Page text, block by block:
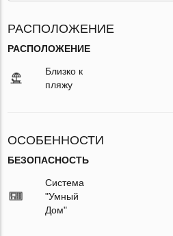
РАСПОЛОЖЕНИЕ
РАСПОЛОЖЕНИЕ
Близко к
пляжу
ОСОБЕННОСТИ
БЕЗОПАСНОСТЬ
Система
"Умный
Дом"